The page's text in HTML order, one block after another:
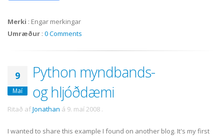
Merki : Engar merkingar
Umræður : 0 Comments
9
Maí
Python myndbands-
og hljóðdæmi
Ritað afJonathan á 9. maí 2008 .
I wanted to share this example I found on another blog. It's my first